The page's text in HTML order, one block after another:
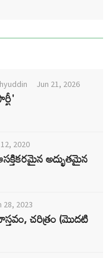
Jun 21, 2026
2020
అద్భుతమైన
28, 2023
చరిత్రం (మొదటి